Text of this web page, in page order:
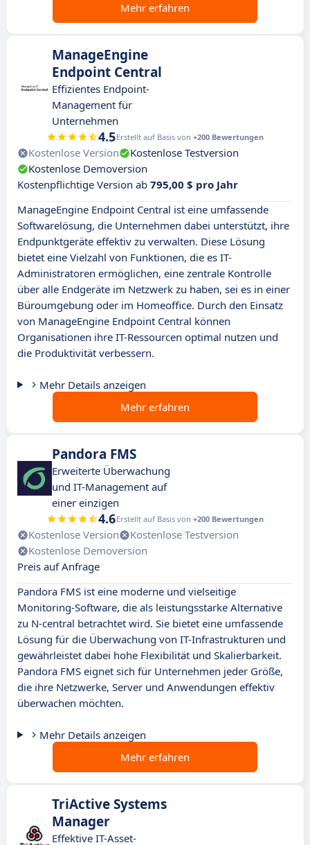
Mehr erfahren
ManageEngine
Endpoint Central
Effizientes Endpoint-
Management für
Unternehmen
4.5Erstellt auf Basis von +200 Bewertungen
Kostenlose Version
Kostenlose Testversion
Kostenlose Demoversion
Kostenpflichtige Version ab 795,00 $ pro Jahr
ManageEngine Endpoint Central ist eine umfassende
Softwarelösung, die Unternehmen dabei unterstützt, ihre
Endpunktgeräte effektiv zu verwalten. Diese Lösung
bietet eine Vielzahl von Funktionen, die es IT-
Administratoren ermöglichen, eine zentrale Kontrolle
über alle Endgeräte im Netzwerk zu haben, sei es in einer
Büroumgebung oder im Homeoffice. Durch den Einsatz
von ManageEngine Endpoint Central können
Organisationen ihre IT-Ressourcen optimal nutzen und
die Produktivität verbessern.
Mehr Details anzeigen
Mehr erfahren
Pandora FMS
Erweiterte Überwachung
und IT-Management auf
einer einzigen
4.6Erstellt auf Basis von +200 Bewertungen
Kostenlose Version
Kostenlose Testversion
Kostenlose Demoversion
Preis auf Anfrage
Pandora FMS ist eine moderne und vielseitige
Monitoring-Software, die als leistungsstarke Alternative
zu N-central betrachtet wird. Sie bietet eine umfassende
Lösung für die Überwachung von IT-Infrastrukturen und
gewährleistet dabei hohe Flexibilität und Skalierbarkeit.
Pandora FMS eignet sich für Unternehmen jeder Größe,
die ihre Netzwerke, Server und Anwendungen effektiv
überwachen möchten.
Mehr Details anzeigen
Mehr erfahren
TriActive Systems
Manager
Effektive IT-Asset-